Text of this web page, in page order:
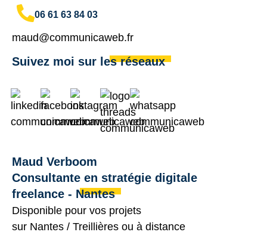
Maud Verboom
Consultante en stratégie digitale
freelance - Nantes
Disponible pour vos projets
sur Nantes / Treillières ou à distance
06 61 63 84 03
maud@communicaweb.fr
Suivez moi sur les réseaux